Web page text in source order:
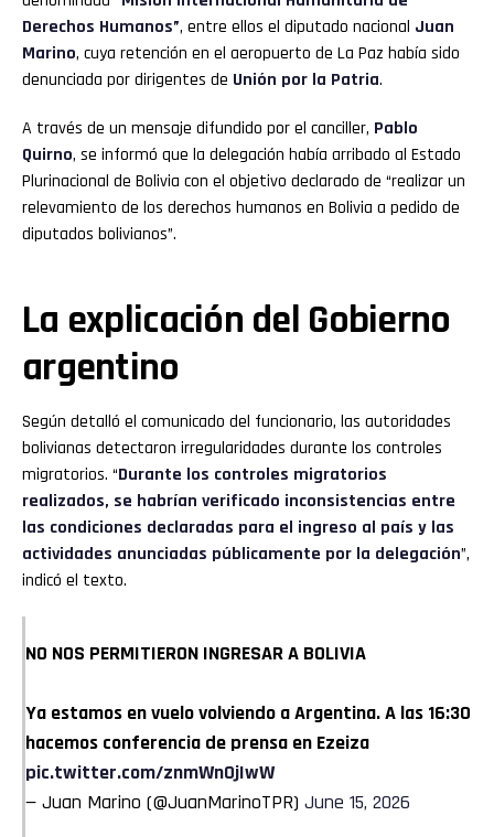
Derechos Humanos”, entre ellos el diputado nacional Juan
Marino, cuya retención en el aeropuerto de La Paz había sido
denunciada por dirigentes de Unión por la Patria.
A través de un mensaje difundido por el canciller, Pablo
Quirno, se informó que la delegación había arribado al Estado
Plurinacional de Bolivia con el objetivo declarado de “realizar un
relevamiento de los derechos humanos en Bolivia a pedido de
diputados bolivianos”.
La explicación del Gobierno
argentino
Según detalló el comunicado del funcionario, las autoridades
bolivianas detectaron irregularidades durante los controles
migratorios. “Durante los controles migratorios
realizados, se habrían verificado inconsistencias entre
las condiciones declaradas para el ingreso al país y las
actividades anunciadas públicamente por la delegación”,
indicó el texto.
NO NOS PERMITIERON INGRESAR A BOLIVIA
Ya estamos en vuelo volviendo a Argentina. A las 16:30
hacemos conferencia de prensa en Ezeiza
pic.twitter.com/znmWnOjIwW
— Juan Marino (@JuanMarinoTPR) June 15, 2026